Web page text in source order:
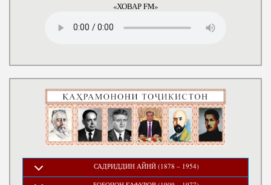
«ХОВАР FM»
САДРИДДИН АЙНӢ (1878 – 1954)